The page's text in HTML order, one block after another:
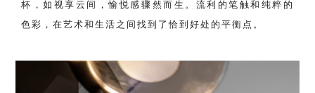
杯，如视享云间，愉悦感骤然而生。流利的笔触和纯粹的
色彩，在艺术和生活之间找到了恰到好处的平衡点。